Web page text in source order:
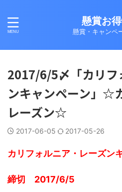
懸賞お
懸賞・キャンペ
2017/6/5〆「カリフ
ンキャンペーン」☆
レーズン☆
2017-06-05 2017-05-26
カリフォルニア・レーズン
締切 2017/6/5